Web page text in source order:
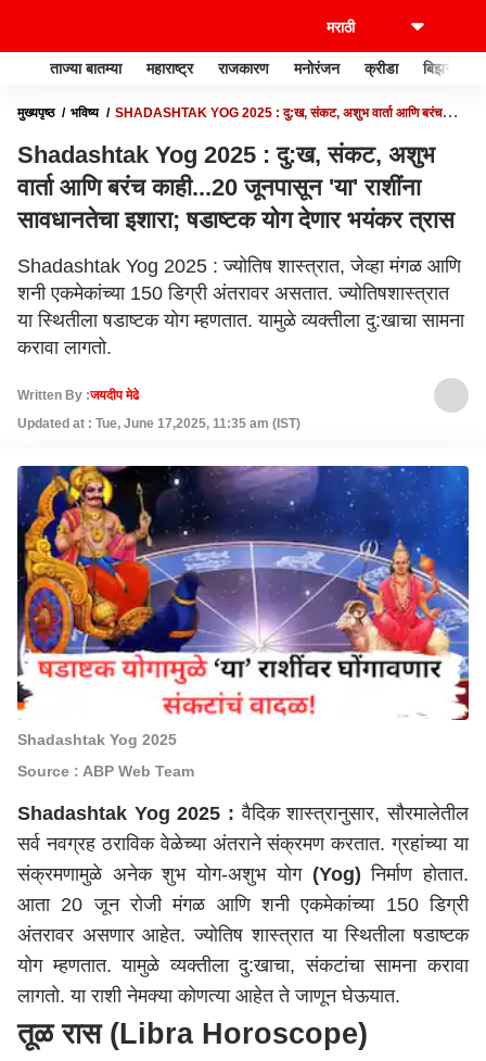
ताज्या बातम्या महाराष्ट्र राजकारण मनोरंजन क्रीडा बिझनेस
मुख्यपृष्ठ भविष्य
SHADASHTAK YOG 2025 : दु:ख, संकट, अशुभ वार्ता आणि बरंच
Shadashtak Yog 2025 : दु:ख, संकट, अशुभ
वार्ता आणि बरंच काही...20 जूनपासून 'या' राशींना
सावधानतेचा इशारा; षडाष्टक योग देणार भयंकर त्रास
Shadashtak Yog 2025 : ज्योतिष शास्त्रात, जेव्हा मंगळ आणि
शनी एकमेकांच्या 150 डिग्री अंतरावर असतात. ज्योतिषशास्त्रात
या स्थितीला षडाष्टक योग म्हणतात. यामुळे व्यक्तीला दु:खाचा सामना
करावा लागतो.
Written By :जयदीप मेढे
Updated at : Tue, June 17,2025, 11:35 am (IST)
Shadashtak Yog 2025
Source : ABP Web Team
Shadashtak Yog 2025 : वैदिक शास्त्रानुसार, सौरमालेतील
सर्व नवग्रह ठराविक वेळेच्या अंतराने संक्रमण करतात. ग्रहांच्या या
संक्रमणामुळे अनेक शुभ योग-अशुभ योग (Yog) निर्माण होतात.
आता 20 जून रोजी मंगळ आणि शनी एकमेकांच्या 150 डिग्री
अंतरावर असणार आहेत. ज्योतिष शास्त्रात या स्थितीला षडाष्टक
योग म्हणतात. यामुळे व्यक्तीला दु:खाचा, संकटांचा सामना करावा
लागतो. या राशी नेमक्या कोणत्या आहेत ते जाणून घेऊयात.
तूळ रास (Libra Horoscope)